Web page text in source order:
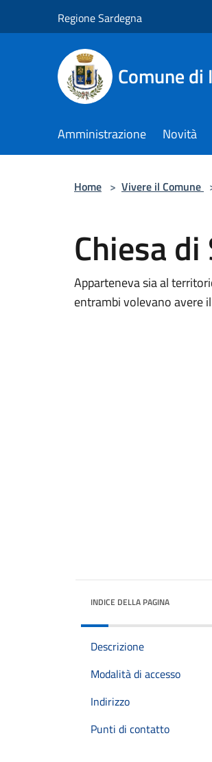
Regione Sardegna
Comune
Amministrazione Novità
Home > Vivere il Comune
Chiesa
Apparteneva sia al
entrambi volevano avere
INDICE DELLA PAGINA
Descrizione
Modalità di accesso
Indirizzo
Punti di contatto